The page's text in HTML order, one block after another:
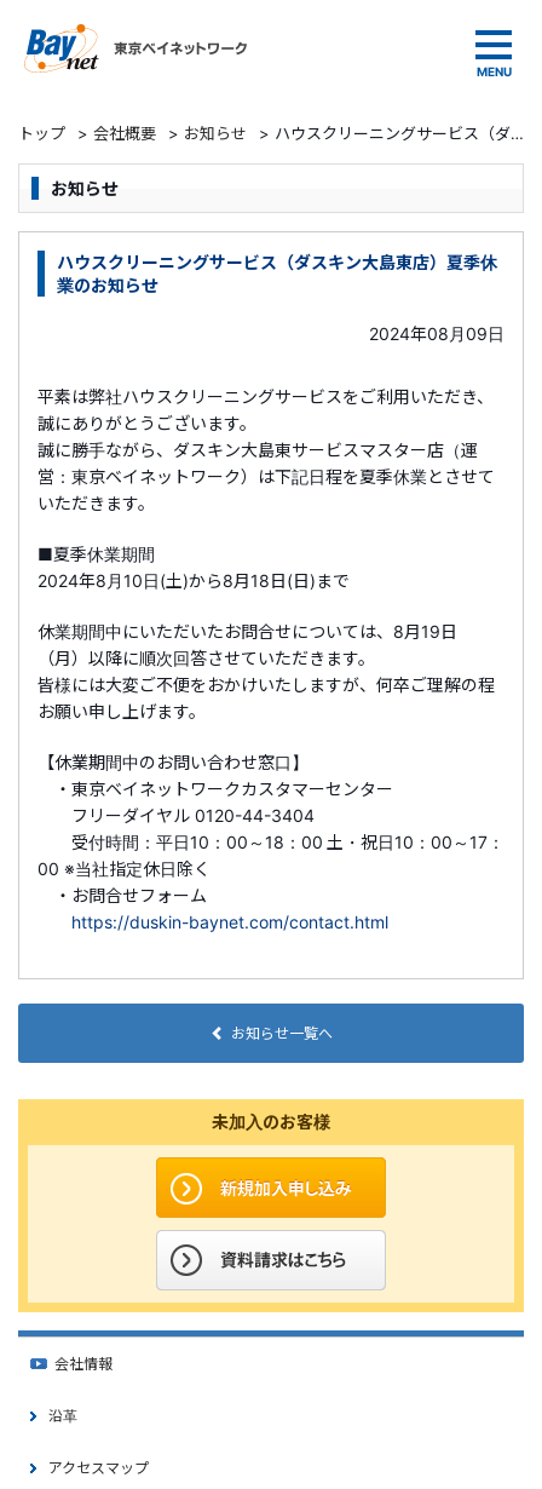
トップ > 会社概要 > お知らせ > ハウスクリーニングサービス（ダスキン大島東店）夏季休業のお知らせ
お知らせ
ハウスクリーニングサービス（ダスキン大島東店）夏季休
業のお知らせ
2024年08月09日
平素は弊社ハウスクリーニングサービスをご利用いただき、
誠にありがとうございます。
誠に勝手ながら、ダスキン大島東サービスマスター店（運
営：東京ベイネットワーク）は下記日程を夏季休業とさせて
いただきます。
■夏季休業期間
2024年8月10日(土)から8月18日(日)まで
休業期間中にいただいたお問合せについては、8月19日
（月）以降に順次回答させていただきます。
皆様には大変ご不便をおかけいたしますが、何卒ご理解の程
お願い申し上げます。
【休業期間中のお問い合わせ窓口】
・東京ベイネットワークカスタマーセンター
フリーダイヤル 0120-44-3404
受付時間：平日10：00～18：00 土・祝日10：00～17：
00 ※当社指定休日除く
・お問合せフォーム
https://duskin-baynet.com/contact.html
お知らせ一覧へ
未加入のお客様
会社情報
沿革
アクセスマップ